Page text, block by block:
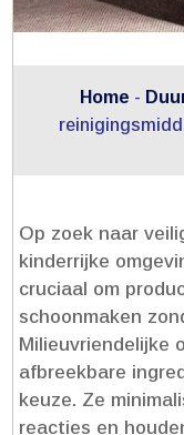
Home -
Op zoek naar
kinderrijke
cruciaal om
schoonmaken
Milieuvriendelijke
afbreekbare
keuze.​ Ze
reacties en